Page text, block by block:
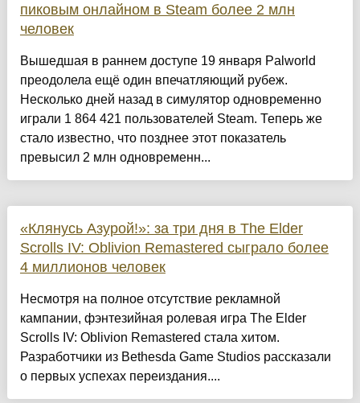
пиковым онлайном в Steam более 2 млн
человек
Вышедшая в раннем доступе 19 января Palworld
преодолела ещё один впечатляющий рубеж.
Несколько дней назад в симулятор одновременно
играли 1 864 421 пользователей Steam. Теперь же
стало известно, что позднее этот показатель
превысил 2 млн одновременн...
«Клянусь Азурой!»: за три дня в The Elder
Scrolls IV: Oblivion Remastered сыграло более
4 миллионов человек
Несмотря на полное отсутствие рекламной
кампании, фэнтезийная ролевая игра The Elder
Scrolls IV: Oblivion Remastered стала хитом.
Разработчики из Bethesda Game Studios рассказали
о первых успехах переиздания....